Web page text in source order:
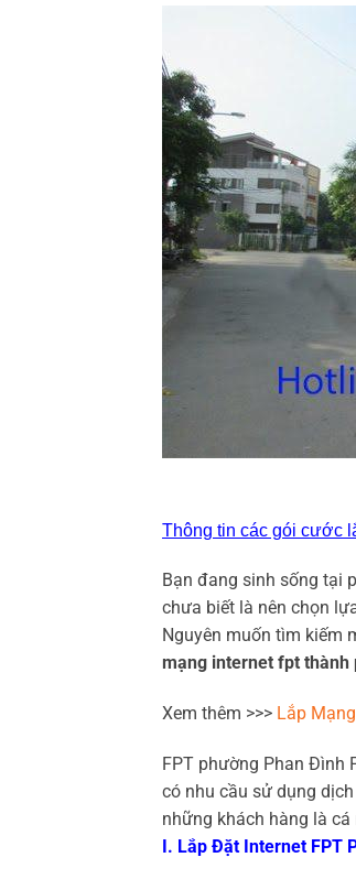
Thông tin các gói cước
Bạn đang sinh sống tại
chưa biết là nên chọn
Nguyên muốn tìm kiếm
mạng internet fpt thành
Xem thêm >>> Lắp
FPT phường Phan Đình
có nhu cầu sử dụng
những khách hàng là
I. Lắp Đặt Internet FPT